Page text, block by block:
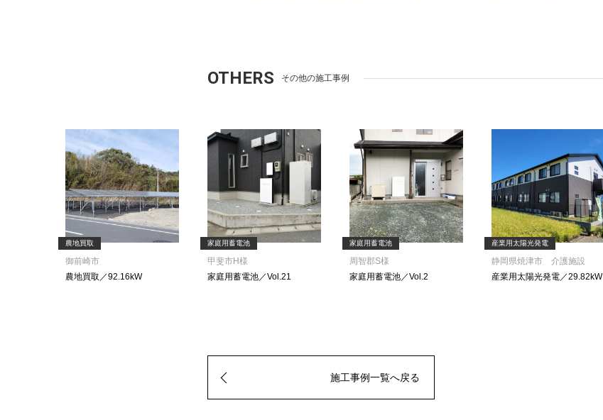
OTHERS その他の施工事例
農地買取
御前崎市
農地買取／92.16kW
家庭用蓄電池
甲斐市H様
家庭用蓄電池／Vol.21
家庭用蓄電池
周智郡S様
家庭用蓄電池／Vol.2
産業用太陽光発電
静岡県焼津市 介護施設
産業用太陽光発電／29.82kW
施工事例一覧へ戻る